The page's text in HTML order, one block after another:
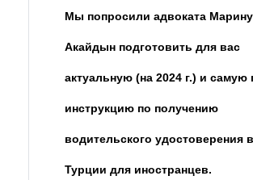
Мы попросили адвоката Марину
Акайдын подготовить для вас
актуальную (на 2024 г.) и самую
инструкцию по получению
водительского удостоверения в
Турции для иностранцев.